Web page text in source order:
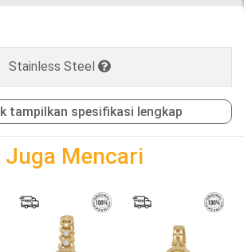
Stainless Steel
tampilkan spesifikasi lengkap
Juga Mencari